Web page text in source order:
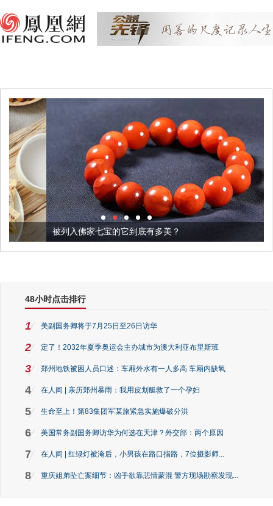
被列入佛家七宝的它到底有多美？
48小时点击排行
1 美副国务卿将于7月25日至26日访华
2 定了！2032年夏季奥运会主办城市为澳大利亚布里斯班
3 郑州地铁被困人员口述：车厢外水有一人多高 车厢内缺氧
4 在人间 | 亲历郑州暴雨：我用皮划艇救了一个孕妇
5 生命至上！第83集团军某旅紧急实施爆破分洪
6 美国常务副国务卿访华为何选在天津？外交部：两个原因
7 在人间 | 红绿灯被淹后，小男孩在路口指路，7位摄影师...
8 重庆姐弟坠亡案细节：凶手欲靠悲情蒙混 警方现场勘察发现...